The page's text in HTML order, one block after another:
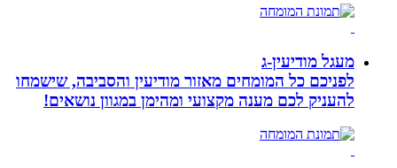
מעגל מודיעין-ג
לפניכם כל המומחים מאזור מודיעין והסביבה, שישמחו
להעניק לכם מענה מקצועי ומהימן במגוון נושאים!